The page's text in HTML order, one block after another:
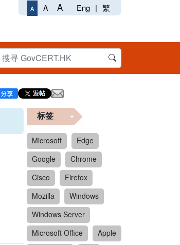
A A A Eng | 繁
标签
Microsoft
Edge
Google
Chrome
Cisco
Firefox
Mozilla
Windows
Windows Server
Microsoft Office
Apple